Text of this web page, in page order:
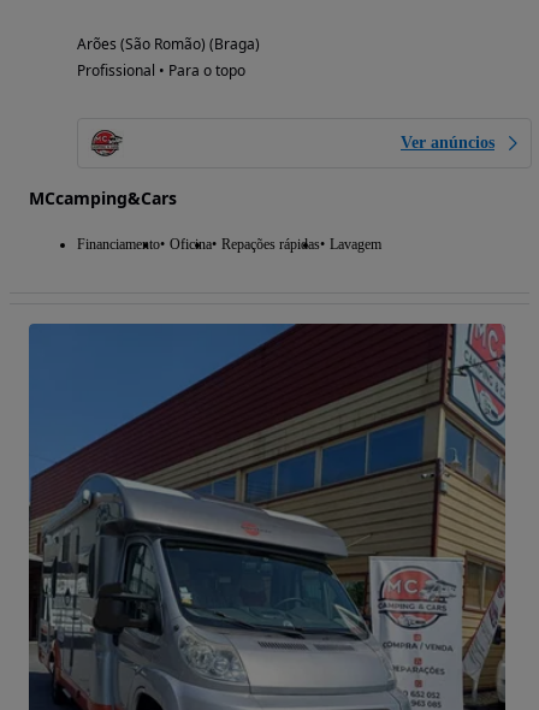
Arões (São Romão) (Braga)
Profissional • Para o topo
Ver anúncios
MCcamping&Cars
Financiamento Oficina Repações rápidas Lavagem